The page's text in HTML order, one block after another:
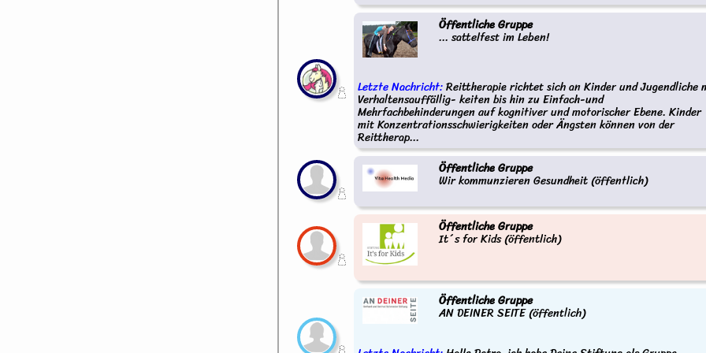
Öffentliche Gruppe
... sattelfest im Leben!
Letzte Nachricht:Reittherapie richtet sich an Kinder und Jugendliche
Verhaltensauffällig- keiten bis hin zu Einfach-und
Mehrfachbehinderungen auf kognitiver und motorischer Ebene. Kinder
mit Konzentrationsschwierigkeiten oder Ängsten können von der
Reittherap...
Öffentliche Gruppe
Wir kommunzieren Gesundheit (öffentlich)
Öffentliche Gruppe
It´s for Kids (öffentlich)
Öffentliche Gruppe
AN DEINER SEITE (öffentlich)